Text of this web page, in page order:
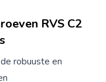
RVS C2
robuuste en